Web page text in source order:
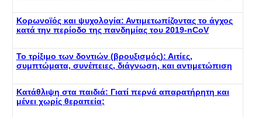
Κορωνοϊός και ψυχολογία: Αντιμετωπίζοντας το άγχος
κατά την περίοδο της πανδημίας του 2019-nCoV
Το τρίξιμο των δοντιών (βρουξισμός): Αιτίες,
συμπτώματα, συνέπειες, διάγνωση, και αντιμετώπιση
Κατάθλιψη στα παιδιά: Γιατί περνά απαρατήρητη και
μένει χωρίς θεραπεία;